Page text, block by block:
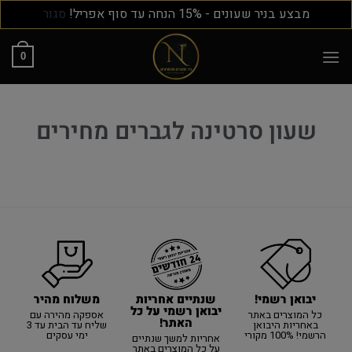
מבצע בניר שעונים - 15% הנחה עד סוף אפריל! סגור
0
שעון סרטינה לגברים מחירים
יבואן רשמי!
כל המוצרים באתר
באחריות היבואן
הרשמי! 100% מקורי
שנתיים אחריות
יבואן רשמי על כל
האתר!
אחריות למשך שנתיים
על כל המוצרים באתר
משלוח מהיר
אספקה מהירה עם
שליח עד הבית עד 3
ימי עסקים